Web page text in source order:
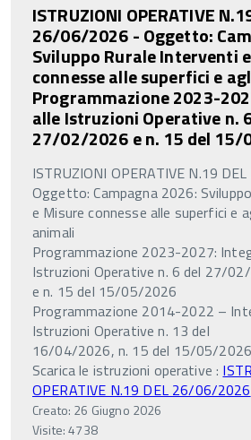
ISTRUZIONI OPERATIVE
26/06/2026 - Oggetto:
Sviluppo Rurale Interventi
connesse alle superfici e
Programmazione 2023-
alle Istruzioni Operative n.
27/02/2026 e n. 15 del 15/
ISTRUZIONI OPERATIVE N.19
Oggetto: Campagna 2026:
e Misure connesse alle superfici e
animali
Programmazione 2023-2027:
Istruzioni Operative n. 6 del 27/
e n. 15 del 15/05/2026
Programmazione 2014-2022 –
Istruzioni Operative n. 13 del
16/04/2026, n. 15 del 15/05/
Scarica le istruzioni operative :
OPERATIVE N.19 DEL 26/06/2026
Creato: 26 Giugno 2026
Visite: 4738